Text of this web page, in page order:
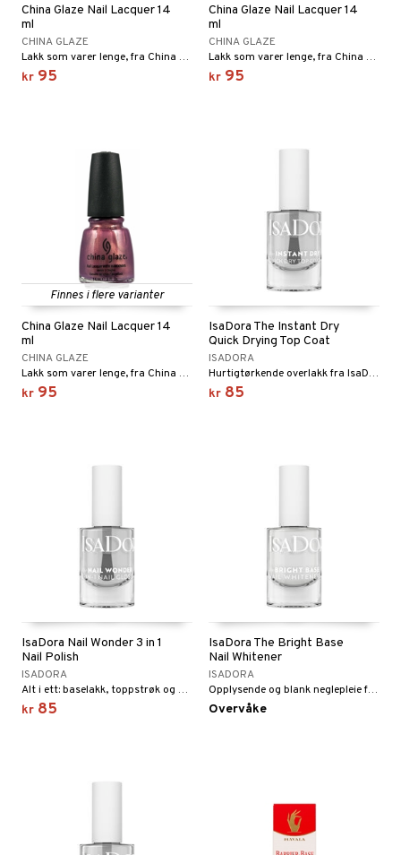
China Glaze Nail Lacquer 14
ml
CHINA GLAZE
Lakk som varer lenge, fra China Glaze
kr 95
China Glaze Nail Lacquer 14
ml
CHINA GLAZE
Lakk som varer lenge, fra China Glaze
kr 95
Finnes i flere varianter
China Glaze Nail Lacquer 14
ml
CHINA GLAZE
Lakk som varer lenge, fra China Glaze
kr 95
IsaDora The Instant Dry
Quick Drying Top Coat
ISADORA
Hurtigtørkende overlakk fra IsaDora
kr 85
IsaDora Nail Wonder 3 in 1
Nail Polish
ISADORA
Alt i ett: baselakk, toppstrøk og glanset neglelakk, med langvarige resultater.
kr 85
IsaDora The Bright Base
Nail Whitener
ISADORA
Opplysende og blank neglepleie for friskere og optisk hvitere negler.
Overvåke